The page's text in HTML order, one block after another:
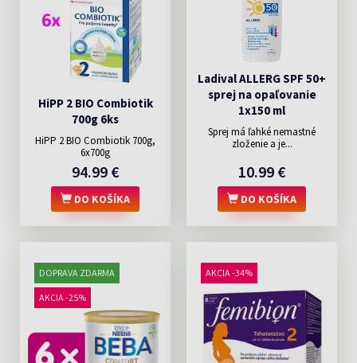
HiPP 2 BIO Combiotik
700g 6ks
HiPP 2 BIO Combiotik 700g,
6x700g
94.99 €
DO KOŠÍKA
Ladival ALLERG SPF 50+
sprej na opaľovanie
1x150 ml
Sprej má ľahké nemastné
zloženie a je...
10.99 €
DO KOŠÍKA
DOPRAVA ZDARMA
AKCIA -25%
AKCIA -34%